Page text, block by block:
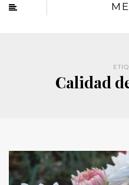
Calidad